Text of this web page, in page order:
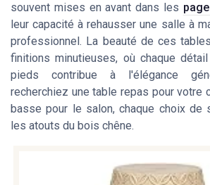
souvent mises en avant dans les
leur capacité à rehausser une salle à
professionnel. La beauté de ces
finitions minutieuses, où chaque
pieds contribue à l'élégance
recherchiez une table repas pour votre
basse pour le salon, chaque choix de
les atouts du bois chêne.